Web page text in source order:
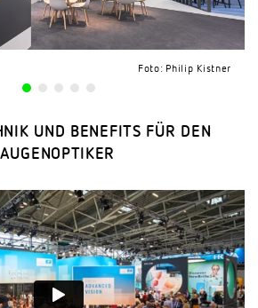
Foto: Philip Kistner
Foto: Philip Kistner
Foto: Philip Kistner
Foto: Philip Kistner
Foto: Philip Kistner
UND BENEFITS FÜR DEN